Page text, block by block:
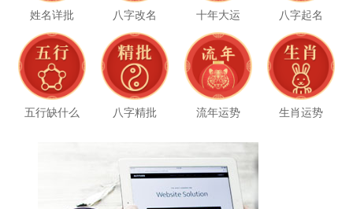
姓名详批 八字改名 十年大运 八字起名
五行缺什么 八字精批 流年运势 生肖运势